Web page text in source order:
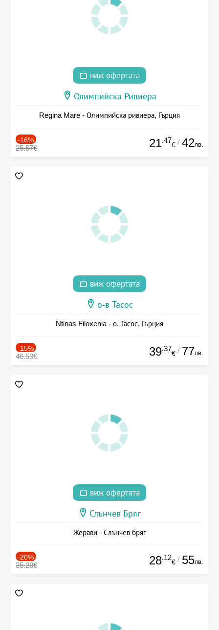
виж офертата
Олимпийска Ривиера
Regina Mare - Олимпийска ривиера, Гърция
-16%
25.57€ 21.47
€ / 42лв.
виж офертата
о-в Тасос
Ntinas Filoxenia - о. Тасос, Гърция
-15%
46.53€ 39.37
€ / 77лв.
виж офертата
Слънчев Бряг
Жерави - Слънчев бряг
-20%
35.28€ 28.12
€ / 55лв.